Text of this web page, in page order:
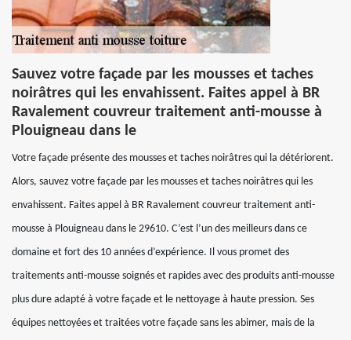
Sauvez votre façade par les mousses et taches
noirâtres qui les envahissent. Faites appel à BR
Ravalement couvreur traitement anti-mousse à
Plouigneau dans le
Votre façade présente des mousses et taches noirâtres qui la détériorent.
Alors, sauvez votre façade par les mousses et taches noirâtres qui les
envahissent. Faites appel à BR Ravalement couvreur traitement anti-
mousse à Plouigneau dans le 29610. C’est l’un des meilleurs dans ce
domaine et fort des 10 années d’expérience. Il vous promet des
traitements anti-mousse soignés et rapides avec des produits anti-mousse
plus dure adapté à votre façade et le nettoyage à haute pression. Ses
équipes nettoyées et traitées votre façade sans les abimer, mais de la